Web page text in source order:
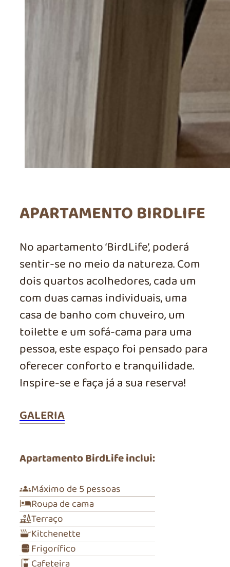
APARTAMENTO BIRDLIFE
No apartamento ‘BirdLife’, poderá
sentir-se no meio da natureza. Com
dois quartos acolhedores, cada um
com duas camas individuais, uma
casa de banho com chuveiro, um
toilette e um sofá-cama para uma
pessoa, este espaço foi pensado para
oferecer conforto e tranquilidade.
Inspire-se e faça já a sua reserva!
GALERIA
Apartamento BirdLife inclui:
Máximo de 5 pessoas
Roupa de cama
Terraço
Kitchenette
Frigorífico
Cafeteira